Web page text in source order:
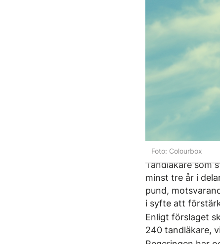
Foto: Colourbox
Tandläkare som
minst tre år i
pund,
i syfte att
Enligt förslaget
240 tandläkare,